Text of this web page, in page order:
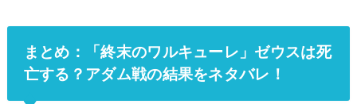
まとめ：「終末のワルキューレ」ゼウスは死
亡する？アダム戦の結果をネタバレ！